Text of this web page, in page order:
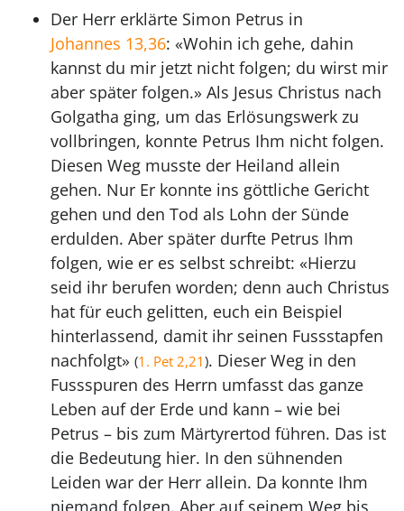
Der Herr erklärte Simon Petrus in
Johannes 13,36: «Wohin ich gehe, dahin
kannst du mir jetzt nicht folgen; du wirst mir
aber später folgen.» Als Jesus Christus nach
Golgatha ging, um das Erlösungswerk zu
vollbringen, konnte Petrus Ihm nicht folgen.
Diesen Weg musste der Heiland allein
gehen. Nur Er konnte ins göttliche Gericht
gehen und den Tod als Lohn der Sünde
erdulden. Aber später durfte Petrus Ihm
folgen, wie er es selbst schreibt: «Hierzu
seid ihr berufen worden; denn auch Christus
hat für euch gelitten, euch ein Beispiel
hinterlassend, damit ihr seinen Fussstapfen
nachfolgt» (1. Pet 2,21). Dieser Weg in den
Fussspuren des Herrn umfasst das ganze
Leben auf der Erde und kann – wie bei
Petrus – bis zum Märtyrertod führen. Das ist
die Bedeutung hier. In den sühnenden
Leiden war der Herr allein. Da konnte Ihm
niemand folgen. Aber auf seinem Weg bis